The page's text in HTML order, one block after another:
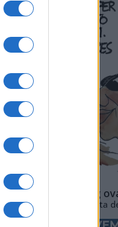
La standing
Vignetta